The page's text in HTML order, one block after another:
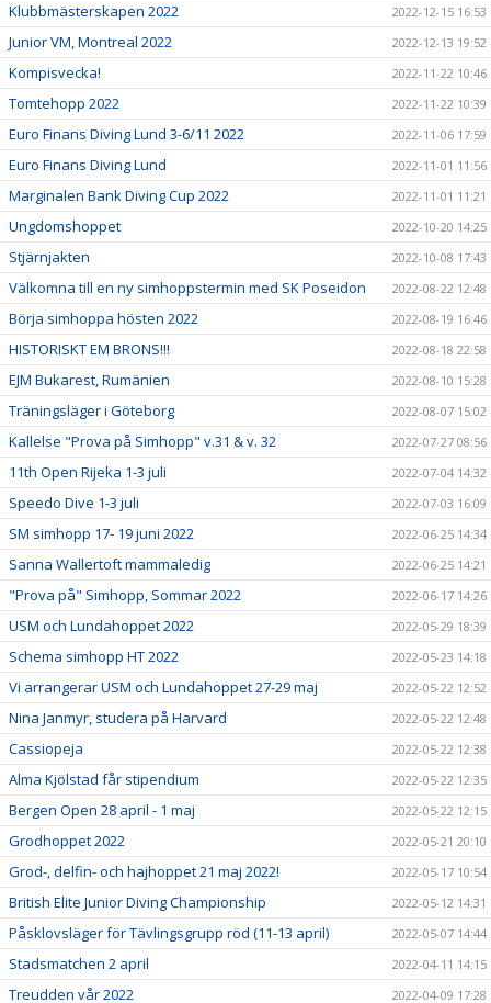
Klubbmästerskapen 2022 2022-12-15 16:53
Junior VM, Montreal 2022 2022-12-13 19:52
Kompisvecka! 2022-11-22 10:46
Tomtehopp 2022 2022-11-22 10:39
Euro Finans Diving Lund 3-6/11 2022 2022-11-06 17:59
Euro Finans Diving Lund 2022-11-01 11:56
Marginalen Bank Diving Cup 2022 2022-11-01 11:21
Ungdomshoppet 2022-10-20 14:25
Stjärnjakten 2022-10-08 17:43
Välkomna till en ny simhoppstermin med SK Poseidon 2022-08-22 12:48
Börja simhoppa hösten 2022 2022-08-19 16:46
HISTORISKT EM BRONS!!! 2022-08-18 22:58
EJM Bukarest, Rumänien 2022-08-10 15:28
Träningsläger i Göteborg 2022-08-07 15:02
Kallelse "Prova på Simhopp" v.31 & v. 32 2022-07-27 08:56
11th Open Rijeka 1-3 juli 2022-07-04 14:32
Speedo Dive 1-3 juli 2022-07-03 16:09
SM simhopp 17- 19 juni 2022 2022-06-25 14:34
Sanna Wallertoft mammaledig 2022-06-25 14:21
"Prova på" Simhopp, Sommar 2022 2022-06-17 14:26
USM och Lundahoppet 2022 2022-05-29 18:39
Schema simhopp HT 2022 2022-05-23 14:18
Vi arrangerar USM och Lundahoppet 27-29 maj 2022-05-22 12:52
Nina Janmyr, studera på Harvard 2022-05-22 12:48
Cassiopeja 2022-05-22 12:38
Alma Kjölstad får stipendium 2022-05-22 12:35
Bergen Open 28 april - 1 maj 2022-05-22 12:15
Grodhoppet 2022 2022-05-21 20:10
Grod-, delfin- och hajhoppet 21 maj 2022! 2022-05-17 10:54
British Elite Junior Diving Championship 2022-05-12 14:31
Påsklovsläger för Tävlingsgrupp röd (11-13 april) 2022-05-07 14:44
Stadsmatchen 2 april 2022-04-11 14:15
Treudden vår 2022 2022-04-09 17:28